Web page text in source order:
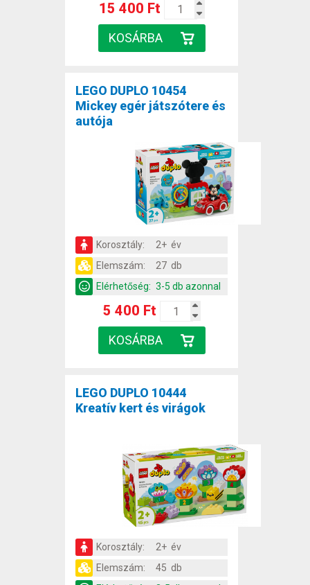
15 400 Ft
LEGO DUPLO 10454
Mickey egér játszótere és
autója
Korosztály:
2+ év
Elemszám:
27 db
Elérhetőség: 3-5 db azonnal
5 400 Ft
LEGO DUPLO 10444
Kreatív kert és virágok
Korosztály:
2+ év
Elemszám:
45 db